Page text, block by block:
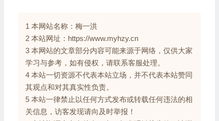
1 本网站名称：梅一洪
2 本站网址：https://www.myhzy.cn
3 本网站的文章部分内容可能来源于网络，仅供大家
学习与参考，如有侵权，请联系客服处理。
4 本站一切资源不代表本站立场，并不代表本站赞同
其观点和对其真实性负责。
5 本站一律禁止以任何方式发布或转载任何违法的相
关信息，访客发现请向及时举报！